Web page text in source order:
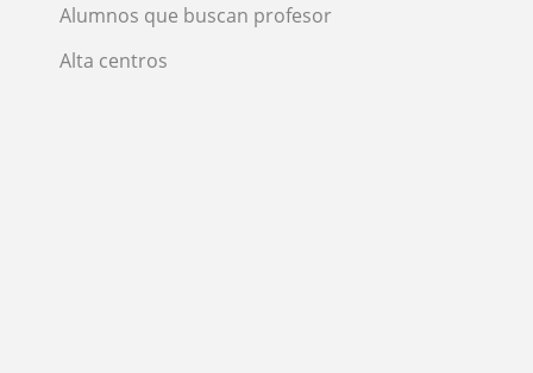
Alumnos que buscan profesor
Alta centros